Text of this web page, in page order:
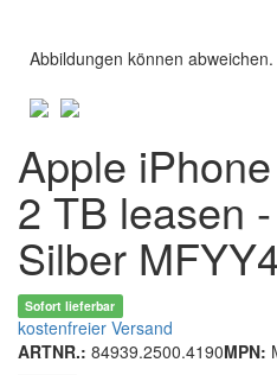
Abbildungen können abweichen.
4.5-
42
W
USB
PD
Apple
2 TB leasen
Silber
Sofort lieferbar
kostenfreier Versand
ARTNR.: 84939.2500.4190MPN: